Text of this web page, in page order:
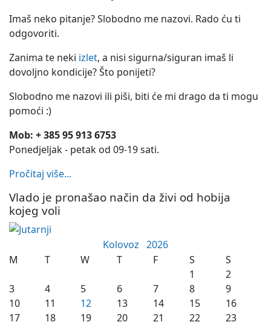
Imaš neko pitanje? Slobodno me nazovi. Rado ću ti
odgovoriti.
Zanima te neki izlet, a nisi sigurna/siguran imaš li
dovoljno kondicije? Što ponijeti?
Slobodno me nazovi ili piši, biti će mi drago da ti mogu
pomoći :)
Mob: + 385 95 913 6753
Ponedjeljak - petak od 09-19 sati.
Pročitaj više...
Vlado je pronašao način da živi od hobija
kojeg voli
Kolovoz 2026
M
T W T F S
S
1
2
3
4 5 6 7 8
9
10
11 12 13 14 15
16
17
18 19 20 21 22
23